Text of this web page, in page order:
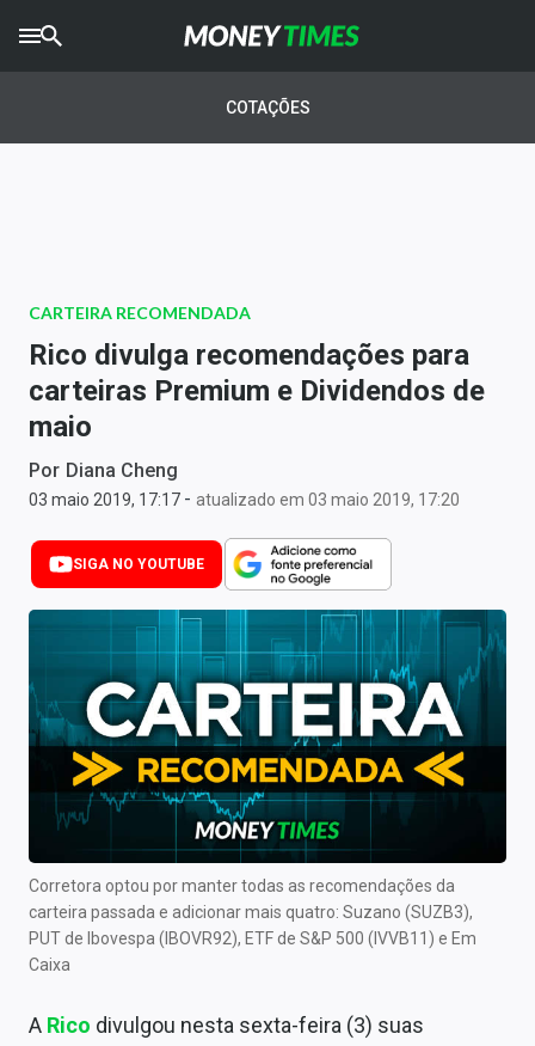
AGROTIMES
Newsletters
Money Trader
Anuncie
Últimas Notícias
Newsletters
Cotações
Comprar ou vender?
Carteiras Recomendadas
Central de Dividendos
Central de Fundos Imobiliários
Central dos IPOs
Renda Fixa
Finanças Pessoais
Mercados
COTAÇÕES
CARTEIRA RECOMENDADA
Rico divulga recomendações para
carteiras Premium e Dividendos de
maio
Por Diana Cheng
03 maio 2019, 17:17 - atualizado em 03 maio 2019, 17:20
SIGA NO YOUTUBE
Corretora optou por manter todas as recomendações da
carteira passada e adicionar mais quatro: Suzano (SUZB3),
PUT de Ibovespa (IBOVR92), ETF de S&P 500 (IVVB11) e Em
Caixa
A Rico divulgou nesta sexta-feira (3) suas